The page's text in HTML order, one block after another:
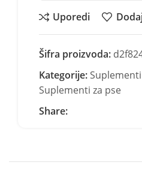
Uporedi
Šifra proizvoda:
Kategorije:
Suplementi za pse
Share: